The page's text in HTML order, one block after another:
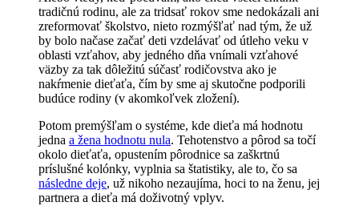
tradičnú rodinu, ale za tridsať rokov sme nedokázali ani
zreformovať školstvo, nieto rozmýšľať nad tým, že už
by bolo načase začať deti vzdelávať od útleho veku v
oblasti vzťahov, aby jedného dňa vnímali vzťahové
väzby za tak dôležitú súčasť rodičovstva ako je
nakŕmenie dieťaťa, čím by sme aj skutočne podporili
budúce rodiny (v akomkoľvek zložení).
Potom premýšľam o systéme, kde dieťa má hodnotu
jedna a žena hodnotu nula. Tehotenstvo a pôrod sa točí
okolo dieťaťa, opustením pôrodnice sa zaškrtnú
príslušné kolónky, vyplnia sa štatistiky, ale to, čo sa
následne deje, už nikoho nezaujíma, hoci to na ženu, jej
partnera a dieťa má doživotný vplyv.